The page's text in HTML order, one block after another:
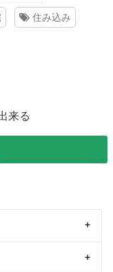
住み込み
来る